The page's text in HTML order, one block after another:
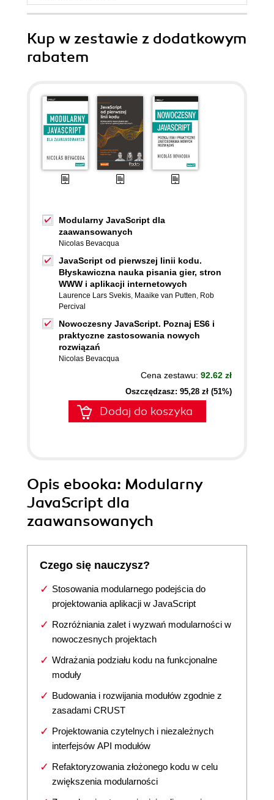
Kup w zestawie z dodatkowym
rabatem
Modularny JavaScript dla
zaawansowanych
Nicolas Bevacqua
JavaScript od pierwszej linii kodu.
Błyskawiczna nauka pisania gier, stron
WWW i aplikacji internetowych
Laurence Lars Svekis, Maaike van Putten, Rob
Percival
Nowoczesny JavaScript. Poznaj ES6 i
praktyczne zastosowania nowych
rozwiązań
Nicolas Bevacqua
Cena zestawu: 92.62 zł
Oszczędzasz: 95,28 zł (51%)
Dodaj do koszyka
Opis ebooka: Modularny
JavaScript dla
zaawansowanych
Czego się nauczysz?
Stosowania modularnego podejścia do
projektowania aplikacji w JavaScript
Rozróżniania zalet i wyzwań modularności w
nowoczesnych projektach
Wdrażania podziału kodu na funkcjonalne
moduły
Budowania i rozwijania modułów zgodnie z
zasadami CRUST
Projektowania czytelnych i niezależnych
interfejsów API modułów
Refaktoryzowania złożonego kodu w celu
zwiększenia modularności